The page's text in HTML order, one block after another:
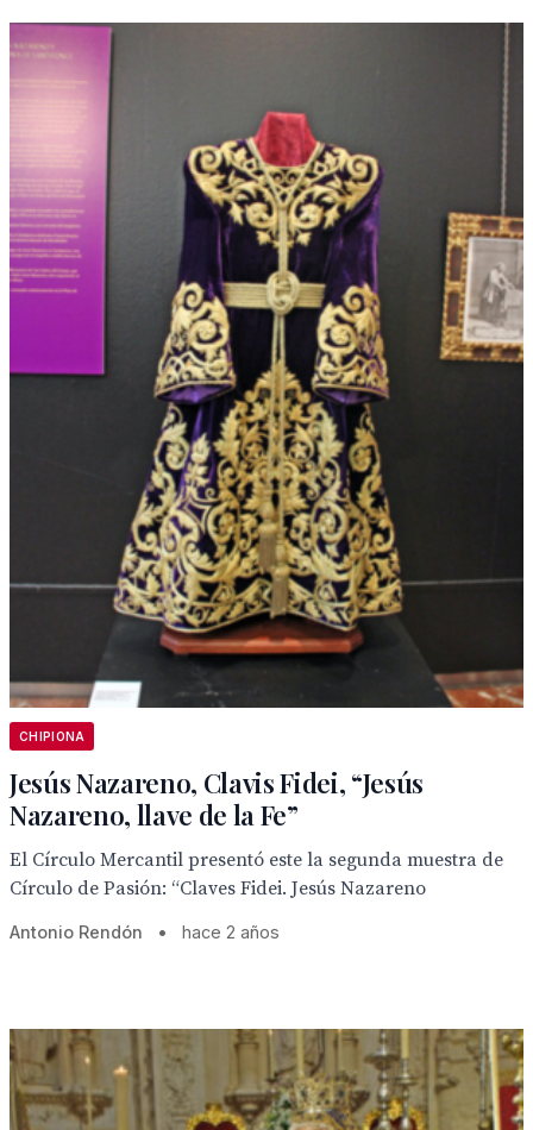
CHIPIONA
Jesús Nazareno, Clavis Fidei, “Jesús
Nazareno, llave de la Fe”
El Círculo Mercantil presentó este la segunda muestra de
Círculo de Pasión: “Claves Fidei. Jesús Nazareno
Antonio Rendón • hace 2 años